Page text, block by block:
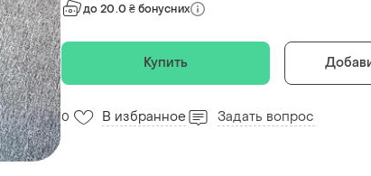
до 20.0 ₴ бонусних
Купить
0 В избранное Задать вопрос